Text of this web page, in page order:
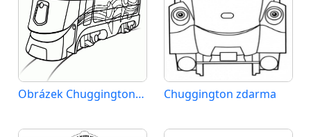
Obrázek Chuggingtonu zdarma Chuggington zdarma